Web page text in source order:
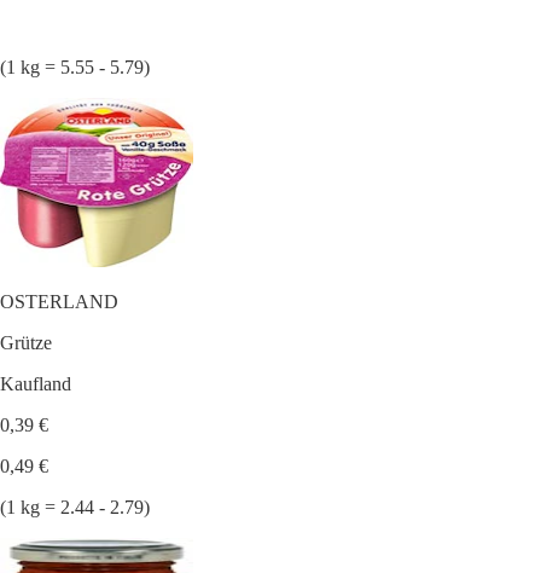
(1 kg = 5.55 - 5.79)
OSTERLAND
Grütze
Kaufland
0,39 €
0,49 €
(1 kg = 2.44 - 2.79)